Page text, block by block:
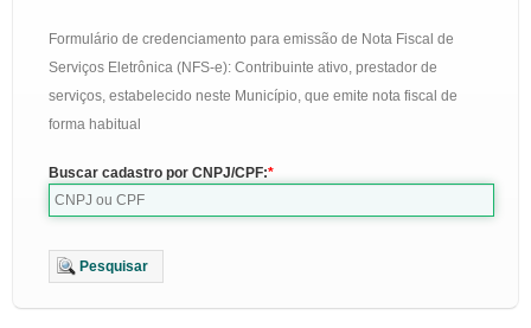
Formulário de credenciamento para emissão de Nota Fiscal de
Serviços Eletrônica (NFS-e): Contribuinte ativo, prestador de
serviços, estabelecido neste Município, que emite nota fiscal de
forma habitual
Buscar cadastro por CNPJ/CPF:
Pesquisar